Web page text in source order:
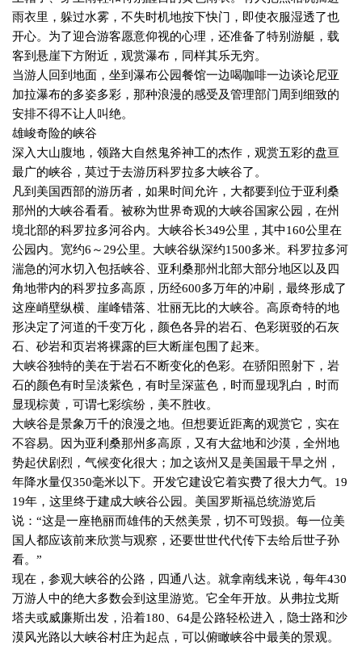
雨衣里，躲过水雾，不失时机地按下快门，即使衣服湿透了也
开心。为了迎合游客愿意仰视的心理，还准备了特别游艇，载
客到悬崖下方附近，观赏瀑布，同样其乐无穷。
当游人回到地面，坐到瀑布公园餐馆一边喝咖啡一边谈论尼亚
加拉瀑布的多姿多彩，那种浪漫的感受及管理部门周到细致的
安排不得不让人叫绝。
雄峻奇险的峡谷
深入大山腹地，领路大自然鬼斧神工的杰作，观赏五彩的盘亘
最广的峡谷，莫过于去游历科罗拉多大峡谷了。
凡到美国西部的游历者，如果时间允许，大都要到位于亚利桑
那州的大峡谷看看。被称为世界奇观的大峡谷国家公园，在州
境北部的科罗拉多河谷内。大峡谷长349公里，其中160公里在
公园内。宽约6 ～29公里。大峡谷纵深约1500多米。科罗拉多河
湍急的河水切入包括峡谷、亚利桑那州北部大部分地区以及四
角地带内的科罗拉多高原，历经600多万年的冲刷，最终形成了
这座峭壁纵横、崖峰错落、壮丽无比的大峡谷。高原奇特的地
形决定了河道的千变万化，颜色各异的岩石、色彩斑驳的石灰
石、砂岩和页岩将裸露的巨大断崖包围了起来。
大峡谷独特的美在于岩石不断变化的色彩。在骄阳照射下，岩
石的颜色有时呈淡紫色，有时呈深蓝色，时而显现乳白，时而
显现棕黄，可谓七彩缤纷，美不胜收。
大峡谷是景象万千的浪漫之地。但想要近距离的观赏它，实在
不容易。因为亚利桑那州多高原，又有大盆地和沙漠，全州地
势起伏剧烈，气候变化很大；加之该州又是美国最干旱之州，
年降水量仅350毫米以下。开发它建设它着实费了很大力气。 19
19年，这里终于建成大峡谷公园。美国罗斯福总统游览后
说：“这是一座艳丽而雄伟的天然美景，切不可毁损。每一位美
国人都应该前来欣赏与观察，还要世世代代传下去给后世子孙
看。”
现在，参观大峡谷的公路，四通八达。就拿南线来说，每年430
万游人中的绝大多数会到这里游览。它全年开放。从弗拉戈斯
塔夫或威廉斯出发，沿着180、 64是公路轻松进入，隐士路和沙
漠风光路以大峡谷村庄为起点，可以俯瞰峡谷中最美的景观。